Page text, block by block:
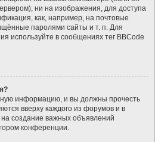
ни на изображения, для доступа
как, например, на почтовые
паролями сайты и т. п. Для
используйте в сообщениях тег BBCode
информацию, и вы должны прочесть
вверху каждого из форумов и в
создание важных объявлений
конференции.